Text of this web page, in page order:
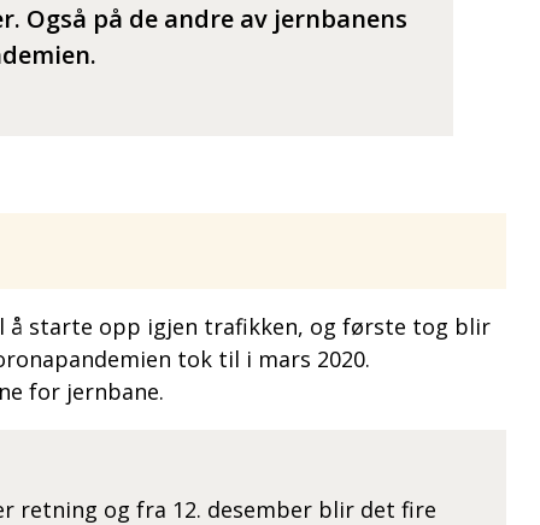
Også på de andre av jernbanens
å starte opp igjen trafikken, og første tog blir
tok til i mars 2020.
for jernbane.
retning og fra 12. desember blir det fire